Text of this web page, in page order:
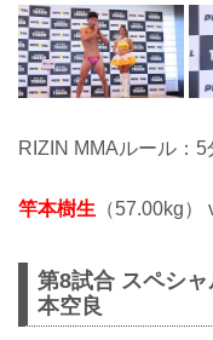
RIZIN MMAルール：5
竿本樹生 （57.00kg）
第8試合 スペシ
本空良